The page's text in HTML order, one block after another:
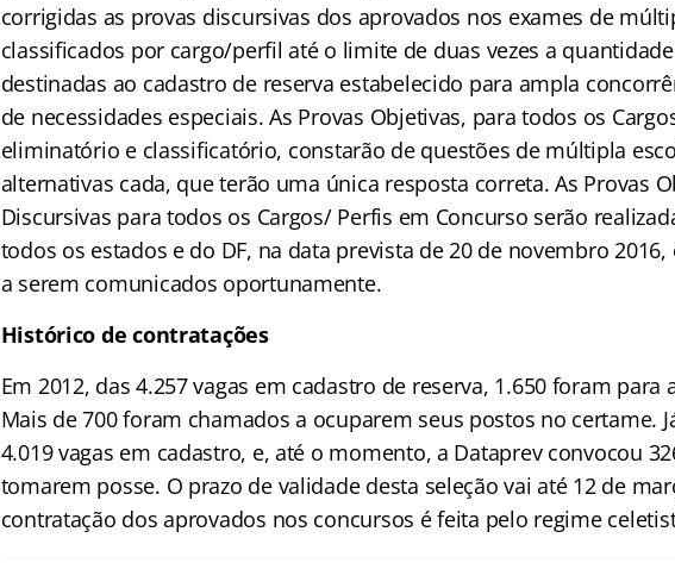
corrigidas as provas discursivas dos aprovados nos exames de
classificados por cargo/perfil até o limite de duas vezes a
destinadas ao cadastro de reserva estabelecido para ampla
de necessidades especiais. As Provas Objetivas, para todos os
eliminatório e classificatório, constarão de questões de múltipla
alternativas cada, que terão uma única resposta correta. As Provas
Discursivas para todos os Cargos/ Perfis em Concurso serão
todos os estados e do DF, na data prevista de 20 de novembro
a serem comunicados oportunamente.
Histórico de contratações
Em 2012, das 4.257 vagas em cadastro de reserva, 1.650 foram para
Mais de 700 foram chamados a ocuparem seus postos no certame.
4.019 vagas em cadastro, e, até o momento, a Dataprev convocou
tomarem posse. O prazo de validade desta seleção vai até 12 de
contratação dos aprovados nos concursos é feita pelo regime